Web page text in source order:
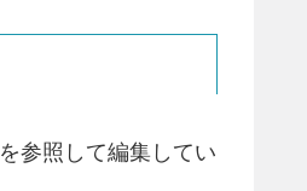
参照して編集してい